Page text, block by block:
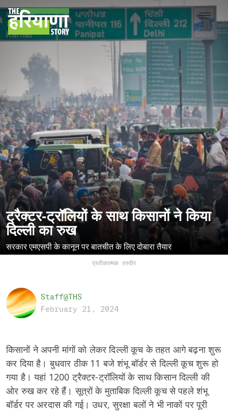
ट्रैक्टर-ट्रॉलियों के साथ किसानों ने किया
दिल्ली का रुख
सरकार एमएसपी के कानून पर बातचीत के लिए दोबारा तैयार
प्रतीकात्मक तस्वीर
Staff@THS
February 21, 2024
किसानों ने अपनी मांगों को लेकर दिल्ली कूच के तहत आगे बढ़ना शुरू
कर दिया है। बुधवार ठीक 11 बजे शंभू बॉर्डर से दिल्ली कूच शुरू हो
गया है। यहां 1200 ट्रैक्टर-ट्रॉलियों के साथ किसान दिल्ली की
ओर रुख कर रहे हैं। सूत्रों के मुताबिक दिल्ली कूच से पहले शंभू
बॉर्डर पर अरदास की गई। उधर, सुरक्षा बलों ने भी नाकों पर पूरी